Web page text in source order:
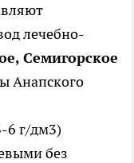
лечебно-
Семигорское
Анапского
6 г/дм3)
без